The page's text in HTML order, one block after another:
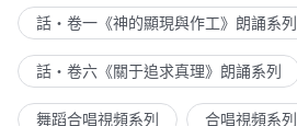
話・卷一《神的顯現與作工》朗誦系列
話・卷六《關于追求真理》朗誦系列
舞蹈合唱視頻系列 合唱視頻系列